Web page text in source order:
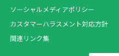
ソーシャルメディアポリシー
カスタマーハラスメント対応方針
関連リンク集